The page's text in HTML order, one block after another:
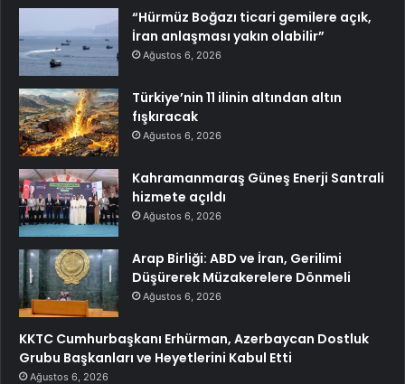
“Hürmüz Boğazı ticari gemilere açık,
İran anlaşması yakın olabilir”
Ağustos 6, 2026
Türkiye’nin 11 ilinin altından altın
fışkıracak
Ağustos 6, 2026
Kahramanmaraş Güneş Enerji Santrali
hizmete açıldı
Ağustos 6, 2026
Arap Birliği: ABD ve İran, Gerilimi
Düşürerek Müzakerelere Dönmeli
Ağustos 6, 2026
KKTC Cumhurbaşkanı Erhürman, Azerbaycan Dostluk
Grubu Başkanları ve Heyetlerini Kabul Etti
Ağustos 6, 2026